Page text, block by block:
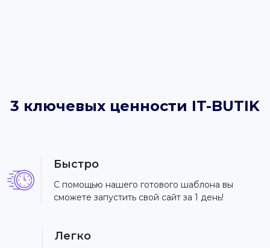
3 ключевых ценности IT-BUTIK
Быстро
С помощью нашего готового шаблона вы
сможете запустить свой сайт за 1 день!
Легко